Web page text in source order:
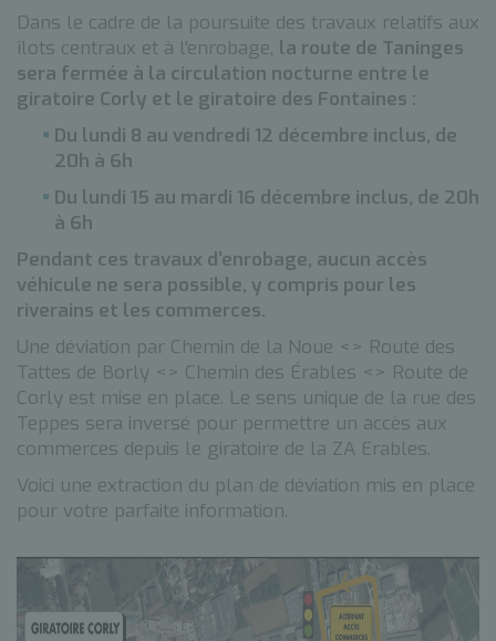
Dans le cadre de la poursuite des travaux relatifs aux
îlots centraux et à l'enrobage, la route de Taninges
sera fermée à la circulation nocturne entre le
giratoire Corly et le giratoire des Fontaines :
Du lundi 8 au vendredi 12 décembre inclus, de
20h à 6h
Du lundi 15 au mardi 16 décembre inclus, de 20h
à 6h
Pendant ces travaux d'enrobage, aucun accès
véhicule ne sera possible, y compris pour les
riverains et les commerces.
Une déviation par Chemin de la Noue <> Route des
Tattes de Borly <> Chemin des Érables <> Route de
Corly est mise en place. Le sens unique de la rue des
Teppes sera inversé pour permettre un accès aux
commerces depuis le giratoire de la ZA Erables.
Voici une extraction du plan de déviation mis en place
pour votre parfaite information.